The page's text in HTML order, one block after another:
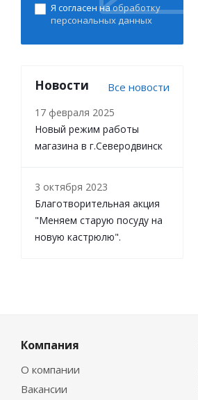
Я согласен наобработку
персональных данных
Новости Все новости
17 февраля 2025
Новый режим работы
магазина в г.Северодвинск
3 октября 2023
Благотворительная акция
"Меняем старую посуду на
новую кастрюлю".
Компания
О компании
Вакансии